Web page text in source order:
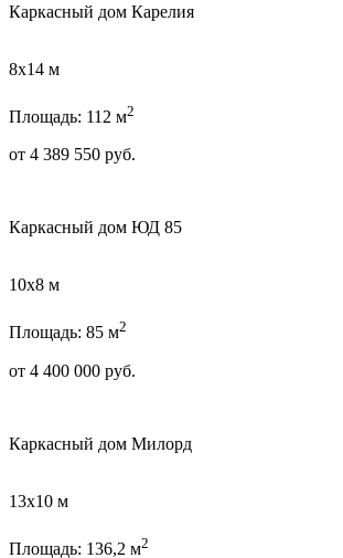
Каркасный дом Карелия
8х14 м
Площадь: 112 м2
от 4 389 550 руб.
Каркасный дом ЮД 85
10х8 м
Площадь: 85 м2
от 4 400 000 руб.
Каркасный дом Милорд
13х10 м
Площадь: 136,2 м2